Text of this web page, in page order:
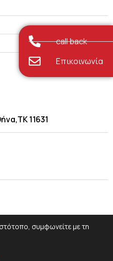
11631
call back
Επικοινωνία
συμφωνείτε με τη